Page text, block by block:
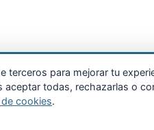
terceros para mejorar tu
aceptar todas, rechazarlas o
cookies.